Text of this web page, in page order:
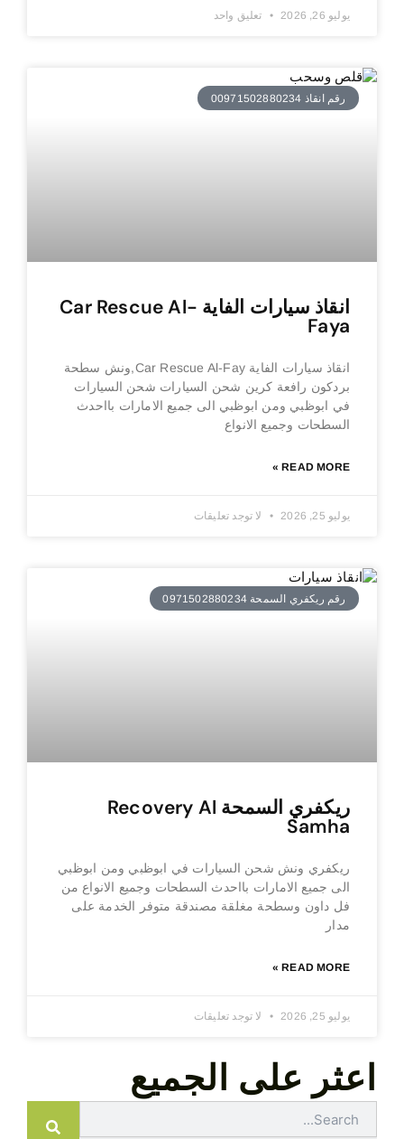
يوليو 26, 2026 تعليق واحد
رقم انقاذ 00971502880234
انقاذ سيارات الفاية Car Rescue Al-
Faya
انقاذ سيارات الفاية Car Rescue Al-Fay,ونش سطحة
بردكون رافعة كرين شحن السيارات شحن السيارات
في ابوظبي ومن ابوظبي الى جميع الامارات بااحدث
السطحات وجميع الانواع
READ MORE »
يوليو 25, 2026 لا توجد تعليقات
رقم ريكفري السمحة 0971502880234
ريكفري السمحة Recovery Al
Samha
ريكفري ونش شحن السيارات في ابوظبي ومن ابوظبي
الى جميع الامارات بااحدث السطحات وجميع الانواع من
فل داون وسطحة مغلقة مصندقة متوفر الخدمة على
مدار
READ MORE »
يوليو 25, 2026 لا توجد تعليقات
اعثر على الجميع